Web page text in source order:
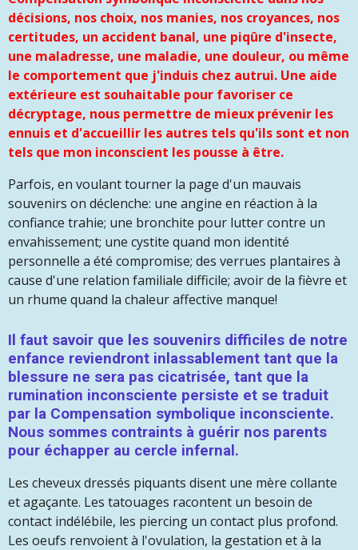
décisions, nos choix, nos manies, nos croyances, nos
certitudes, un accident banal, une piqûre d'insecte,
une maladresse, une maladie, une douleur, ou même
le comportement que j'induis chez autrui. Une aide
extérieure est souhaitable pour favoriser ce
décryptage, nous permettre de mieux prévenir les
ennuis et d'accueillir les autres tels qu'ils sont et non
tels que mon inconscient les pousse à être.
Parfois, en voulant tourner la page d'un mauvais
souvenirs on déclenche: une angine en réaction à la
confiance trahie; une bronchite pour lutter contre un
envahissement; une cystite quand mon identité
personnelle a été compromise; des verrues plantaires à
cause d'une relation familiale difficile; avoir de la fièvre et
un rhume quand la chaleur affective manque!
Il faut savoir que les souvenirs difficiles de notre
enfance reviendront inlassablement tant que la
blessure ne sera pas cicatrisée, tant que la
rumination inconsciente persiste et se traduit
par la Compensation symbolique inconsciente.
Nous sommes contraints à guérir nos parents
pour échapper au cercle infernal.
Les cheveux dressés piquants disent une mère collante
et agaçante. Les tatouages racontent un besoin de
contact indélébile, les piercing un contact plus profond.
Les oeufs renvoient à l'ovulation, la gestation et à la